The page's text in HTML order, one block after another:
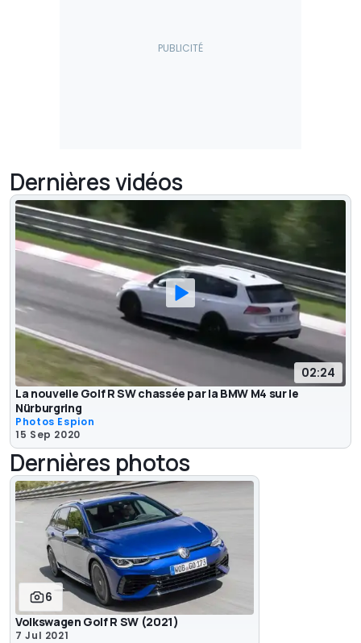
Dernières vidéos
02:24
La nouvelle Golf R SW chassée par la BMW M4 sur le
Nürburgring
Photos Espion
15 Sep 2020
Dernières photos
6
Volkswagen Golf R SW (2021)
7 Jul 2021